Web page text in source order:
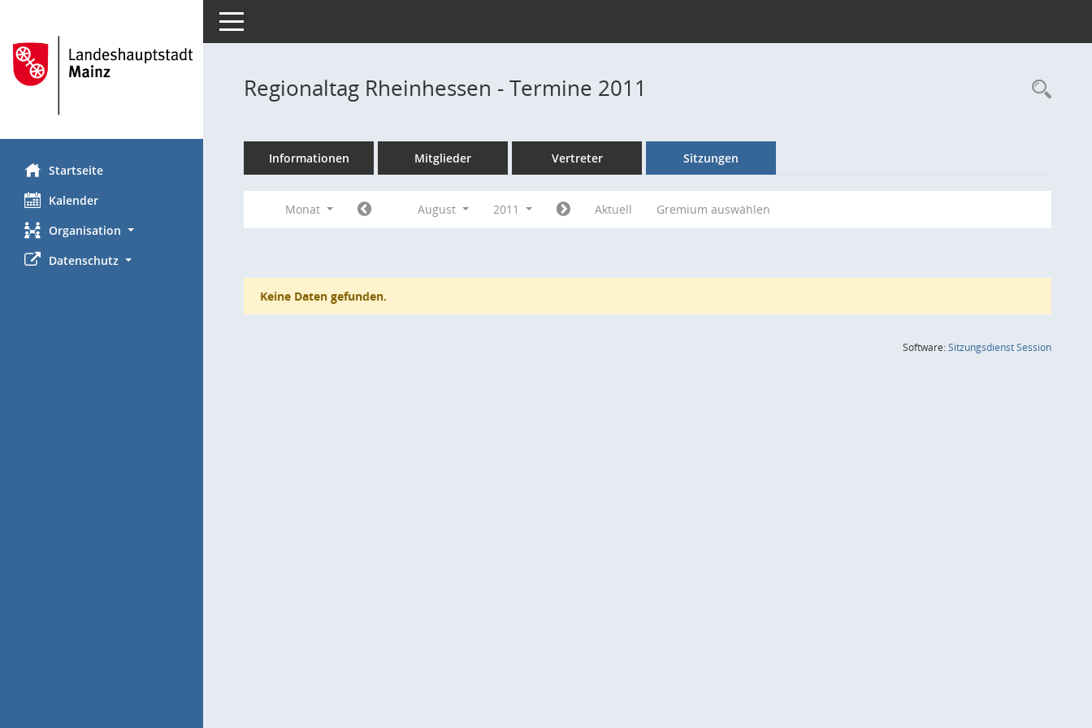
Startseite
Kalender
Organisation
Datenschutz
Toggle navigation
Regionaltag Rheinhessen - Termine 2011
Informationen Mitglieder Vertreter Sitzungen
Monat August 2011 Aktuell Gremium auswählen
Keine Daten gefunden.
Software:SitzungsdienstSession(Wird in